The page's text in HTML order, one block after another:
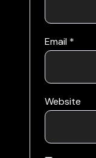
Email *
Website